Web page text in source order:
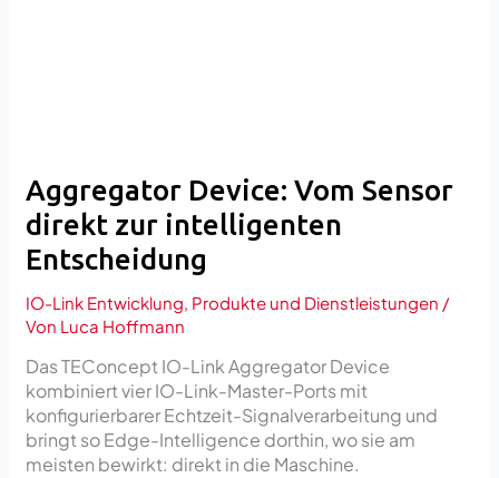
Aggregator Device: Vom Sensor
direkt zur intelligenten
Entscheidung
IO-Link Entwicklung, Produkte und Dienstleistungen /
Von Luca Hoffmann
Das TEConcept IO-Link Aggregator Device
kombiniert vier IO-Link-Master-Ports mit
konfigurierbarer Echtzeit-Signalverarbeitung und
bringt so Edge-Intelligence dorthin, wo sie am
meisten bewirkt: direkt in die Maschine.